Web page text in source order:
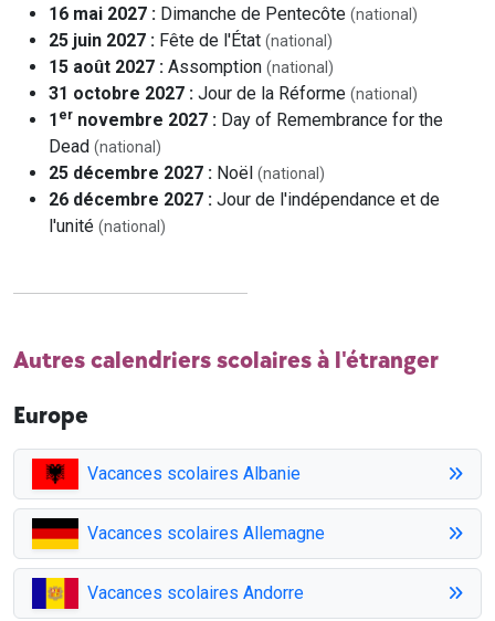
16 mai 2027 : Dimanche de Pentecôte (national)
25 juin 2027 : Fête de l'État (national)
15 août 2027 : Assomption (national)
31 octobre 2027 : Jour de la Réforme (national)
1 er novembre 2027 : Day of Remembrance for the
Dead (national)
25 décembre 2027 : Noël (national)
26 décembre 2027 : Jour de l'indépendance et de
l'unité (national)
Autres calendriers scolaires à l'étranger
Europe
Vacances scolaires Albanie
Vacances scolaires Allemagne
Vacances scolaires Andorre